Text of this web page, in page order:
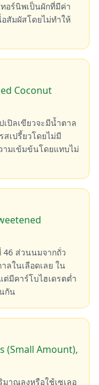
อร์นิพเป็นผักที่มีค่า
สัมผัสโดยไม่ทำให้
Coconut
ปิลเขียวจะมีน้ำตาล
สเปรี้ยวโดยไม่มี
ามเข้มข้นโดยแทบไม่
ส่วนนมจากถั่ว
ในเลือดเลย ใน
มีคาร์โบไฮเดรตต่ำ
กัน
(Small Amount),
าณลงหรือใช้เซเลอ